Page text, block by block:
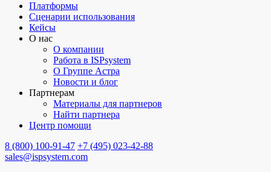
Платформы
Сценарии использования
Кейсы
О нас
О компании
Работа в ISPsystem
О Группе Астра
Новости и блог
Партнерам
Материалы для партнеров
Найти партнера
Центр помощи
8 (800) 100-91-47 +7 (495) 023-42-88
sales@ispsystem.com